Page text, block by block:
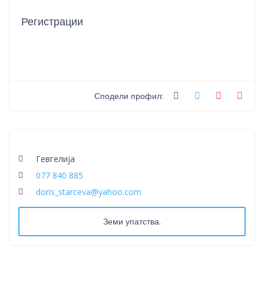
Регистрации
Сподели профил:
Гевгелија
077 840 885
doris_starceva@yahoo.com
Земи упатства.